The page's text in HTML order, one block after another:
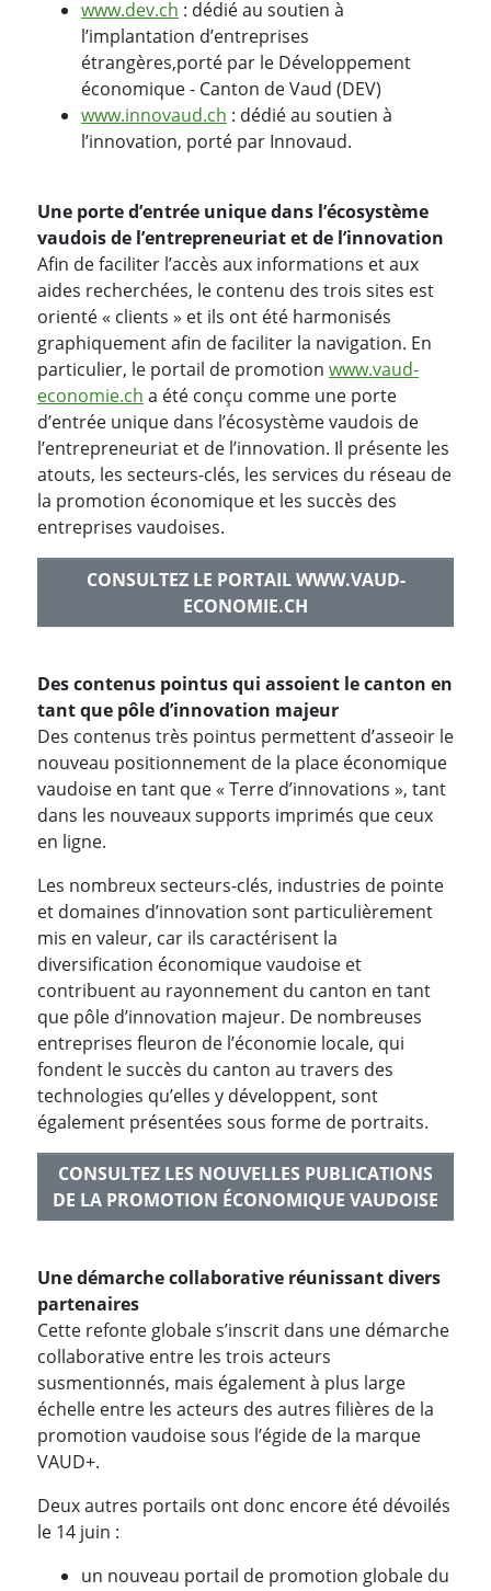
www.dev.ch : dédié au soutien à
l’implantation d’entreprises
étrangères,porté par le Développement
économique - Canton de Vaud (DEV)
www.innovaud.ch : dédié au soutien à
l’innovation, porté par Innovaud.
Une porte d’entrée unique dans l’écosystème
vaudois de l’entrepreneuriat et de l’innovation
Afin de faciliter l’accès aux informations et aux
aides recherchées, le contenu des trois sites est
orienté « clients » et ils ont été harmonisés
graphiquement afin de faciliter la navigation. En
particulier, le portail de promotion www.vaud-
economie.ch a été conçu comme une porte
d’entrée unique dans l’écosystème vaudois de
l’entrepreneuriat et de l’innovation. Il présente les
atouts, les secteurs-clés, les services du réseau de
la promotion économique et les succès des
entreprises vaudoises.
CONSULTEZ LE PORTAIL WWW.VAUD-
ECONOMIE.CH
Des contenus pointus qui assoient le canton en
tant que pôle d’innovation majeur
Des contenus très pointus permettent d’asseoir le
nouveau positionnement de la place économique
vaudoise en tant que « Terre d’innovations », tant
dans les nouveaux supports imprimés que ceux
en ligne.
Les nombreux secteurs-clés, industries de pointe
et domaines d’innovation sont particulièrement
mis en valeur, car ils caractérisent la
diversification économique vaudoise et
contribuent au rayonnement du canton en tant
que pôle d’innovation majeur. De nombreuses
entreprises fleuron de l’économie locale, qui
fondent le succès du canton au travers des
technologies qu’elles y développent, sont
également présentées sous forme de portraits.
CONSULTEZ LES NOUVELLES PUBLICATIONS
DE LA PROMOTION ÉCONOMIQUE VAUDOISE
Une démarche collaborative réunissant divers
partenaires
Cette refonte globale s’inscrit dans une démarche
collaborative entre les trois acteurs
susmentionnés, mais également à plus large
échelle entre les acteurs des autres filières de la
promotion vaudoise sous l’égide de la marque
VAUD+.
Deux autres portails ont donc encore été dévoilés
le 14 juin :
un nouveau portail de promotion globale du